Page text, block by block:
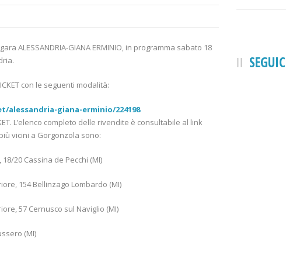
ALESSANDRIA-GIANA ERMINIO, in programma sabato 18
con le seguenti modalità:
giana-erminio/224198
L’elenco completo delle rivendite è consultabile al link
vicini a Gorgonzola sono:
20 Cassina de Pecchi (MI)
154 Bellinzago Lombardo (MI)
57 Cernusco sul Naviglio (MI)
(MI)